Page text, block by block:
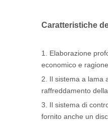
Caratteristiche
1. Elaborazione
economico e
2. Il sistema a lama
raffreddamento
3. Il sistema di
fornito anche un